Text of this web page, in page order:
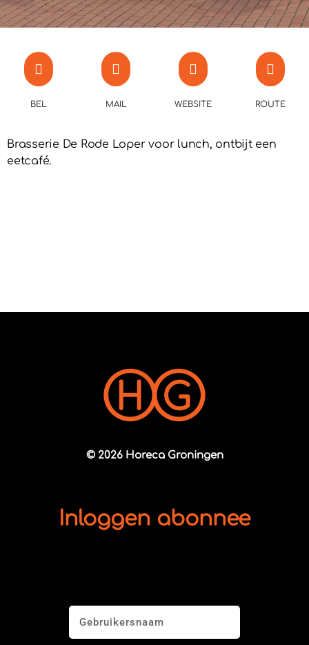
BEL MAIL WEBSITE ROUTE
Brasserie De Rode Loper voor lunch, ontbijt een
eetcafé.
© 2026 Horeca Groningen
Inloggen abonnee